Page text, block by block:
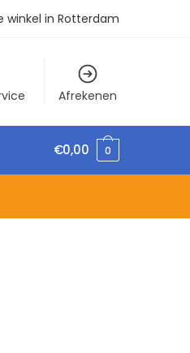
winkel in Rotterdam
Afrekenen
€0,00 0